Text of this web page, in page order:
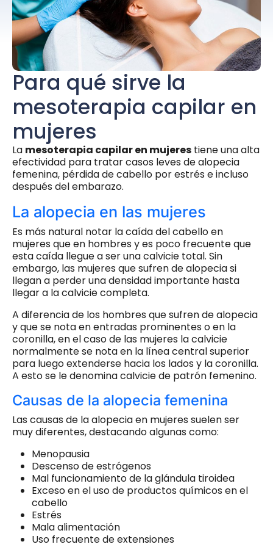
Para qué sirve la
mesoterapia capilar en
mujeres
La mesoterapia capilar en mujeres tiene una alta
efectividad para tratar casos leves de alopecia
femenina, pérdida de cabello por estrés e incluso
después del embarazo.
La alopecia en las mujeres
Es más natural notar la caída del cabello en
mujeres que en hombres y es poco frecuente que
esta caída llegue a ser una calvicie total. Sin
embargo, las mujeres que sufren de alopecia si
llegan a perder una densidad importante hasta
llegar a la calvicie completa.
A diferencia de los hombres que sufren de alopecia
y que se nota en entradas prominentes o en la
coronilla, en el caso de las mujeres la calvicie
normalmente se nota en la línea central superior
para luego extenderse hacia los lados y la coronilla.
A esto se le denomina calvicie de patrón femenino.
Causas de la alopecia femenina
Las causas de la alopecia en mujeres suelen ser
muy diferentes, destacando algunas como:
Menopausia
Descenso de estrógenos
Mal funcionamiento de la glándula tiroidea
Exceso en el uso de productos químicos en el
cabello
Estrés
Mala alimentación
Uso frecuente de extensiones